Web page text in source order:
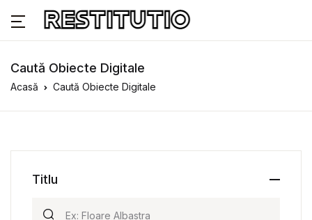
Caută Obiecte Digitale
Acasă Caută Obiecte Digitale
Titlu